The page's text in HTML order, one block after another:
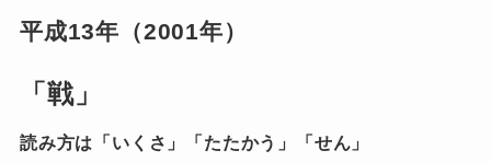
平成13年（2001年）
「戦」
読み方は「いくさ」「たたかう」「せん」